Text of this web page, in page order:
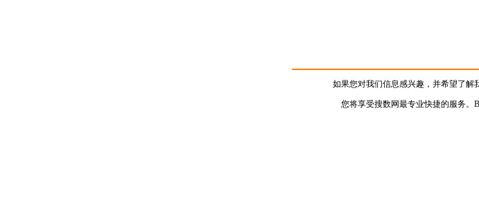
如果您对我们信息感兴趣，并希望了解
您将享受搜数网最专业快捷的服务。